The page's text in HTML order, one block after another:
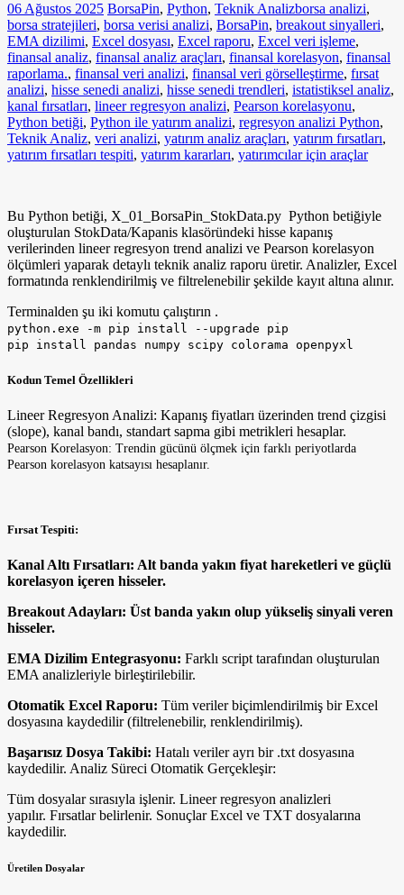
06 Ağustos 2025 BorsaPin, Python, Teknik Analizborsa analizi,
borsa stratejileri, borsa verisi analizi, BorsaPin, breakout sinyalleri,
EMA dizilimi, Excel dosyası, Excel raporu, Excel veri işleme,
finansal analiz, finansal analiz araçları, finansal korelasyon, finansal
raporlama., finansal veri analizi, finansal veri görselleştirme, fırsat
analizi, hisse senedi analizi, hisse senedi trendleri, istatistiksel analiz,
kanal fırsatları, lineer regresyon analizi, Pearson korelasyonu,
Python betiği, Python ile yatırım analizi, regresyon analizi Python,
Teknik Analiz, veri analizi, yatırım analiz araçları, yatırım fırsatları,
yatırım fırsatları tespiti, yatırım kararları, yatırımcılar için araçlar
Bu Python betiği, X_01_BorsaPin_StokData.py Python betiğiyle
oluşturulan StokData/Kapanis klasöründeki hisse kapanış
verilerinden lineer regresyon trend analizi ve Pearson korelasyon
ölçümleri yaparak detaylı teknik analiz raporu üretir. Analizler, Excel
formatında renklendirilmiş ve filtrelenebilir şekilde kayıt altına alınır.
Terminalden şu iki komutu çalıştırın .
python.exe -m pip install --upgrade pip
pip install pandas numpy scipy colorama openpyxl
Kodun Temel Özellikleri
Lineer Regresyon Analizi: Kapanış fiyatları üzerinden trend çizgisi
(slope), kanal bandı, standart sapma gibi metrikleri hesaplar.
Pearson Korelasyon: Trendin gücünü ölçmek için farklı periyotlarda
Pearson korelasyon katsayısı hesaplanır.
Fırsat Tespiti:
Kanal Altı Fırsatları: Alt banda yakın fiyat hareketleri ve güçlü
korelasyon içeren hisseler.
Breakout Adayları: Üst banda yakın olup yükseliş sinyali veren
hisseler.
EMA Dizilim Entegrasyonu: Farklı script tarafından oluşturulan
EMA analizleriyle birleştirilebilir.
Otomatik Excel Raporu: Tüm veriler biçimlendirilmiş bir Excel
dosyasına kaydedilir (filtrelenebilir, renklendirilmiş).
Başarısız Dosya Takibi: Hatalı veriler ayrı bir .txt dosyasına
kaydedilir. Analiz Süreci Otomatik Gerçekleşir:
Tüm dosyalar sırasıyla işlenir. Lineer regresyon analizleri
yapılır. Fırsatlar belirlenir. Sonuçlar Excel ve TXT dosyalarına
kaydedilir.
Üretilen Dosyalar